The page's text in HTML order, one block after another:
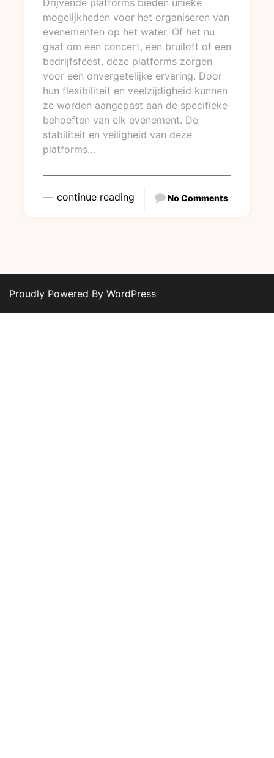
mogelijkheden voor het organiseren van
evenementen op het water. Of het nu
gaat om een concert, een bruiloft of een
bedrijfsfeest, deze platforms zorgen
voor een onvergetelijke ervaring. Door
hun flexibiliteit en veelzijdigheid kunnen
ze worden aangepast aan de specifieke
behoeften van elk evenement. De
stabiliteit en veiligheid van deze
platforms…
continue reading No Comments
Proudly Powered By WordPress